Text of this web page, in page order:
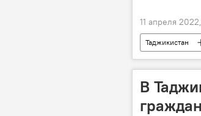
11 апреля
Таджикистан
В